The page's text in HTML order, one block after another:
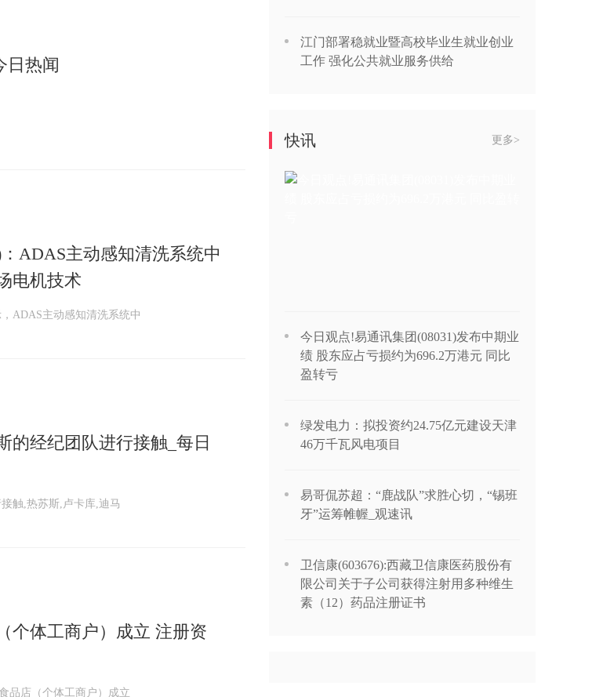
日热闻
ADAS主动感知清洗系统中
电机技术
ADAS主动感知清洗系统中
的经纪团队进行接触_每日
触,热苏斯,卢卡库,迪马
个体工商户）成立 注册资
品店（个体工商户）成立
江门部署稳就业暨高校毕业生就业创业
工作 强化公共就业服务供给
快讯 更多>
今日观点!易通讯集团(08031)发布中期业
绩 股东应占亏损约为696.2万港元 同比
盈转亏
绿发电力：拟投资约24.75亿元建设天津
46万千瓦风电项目
易哥侃苏超：“鹿战队”求胜心切，“锡班
牙”运筹帷幄_观速讯
卫信康(603676):西藏卫信康医药股份有
限公司关于子公司获得注射用多种维生
素（12）药品注册证书